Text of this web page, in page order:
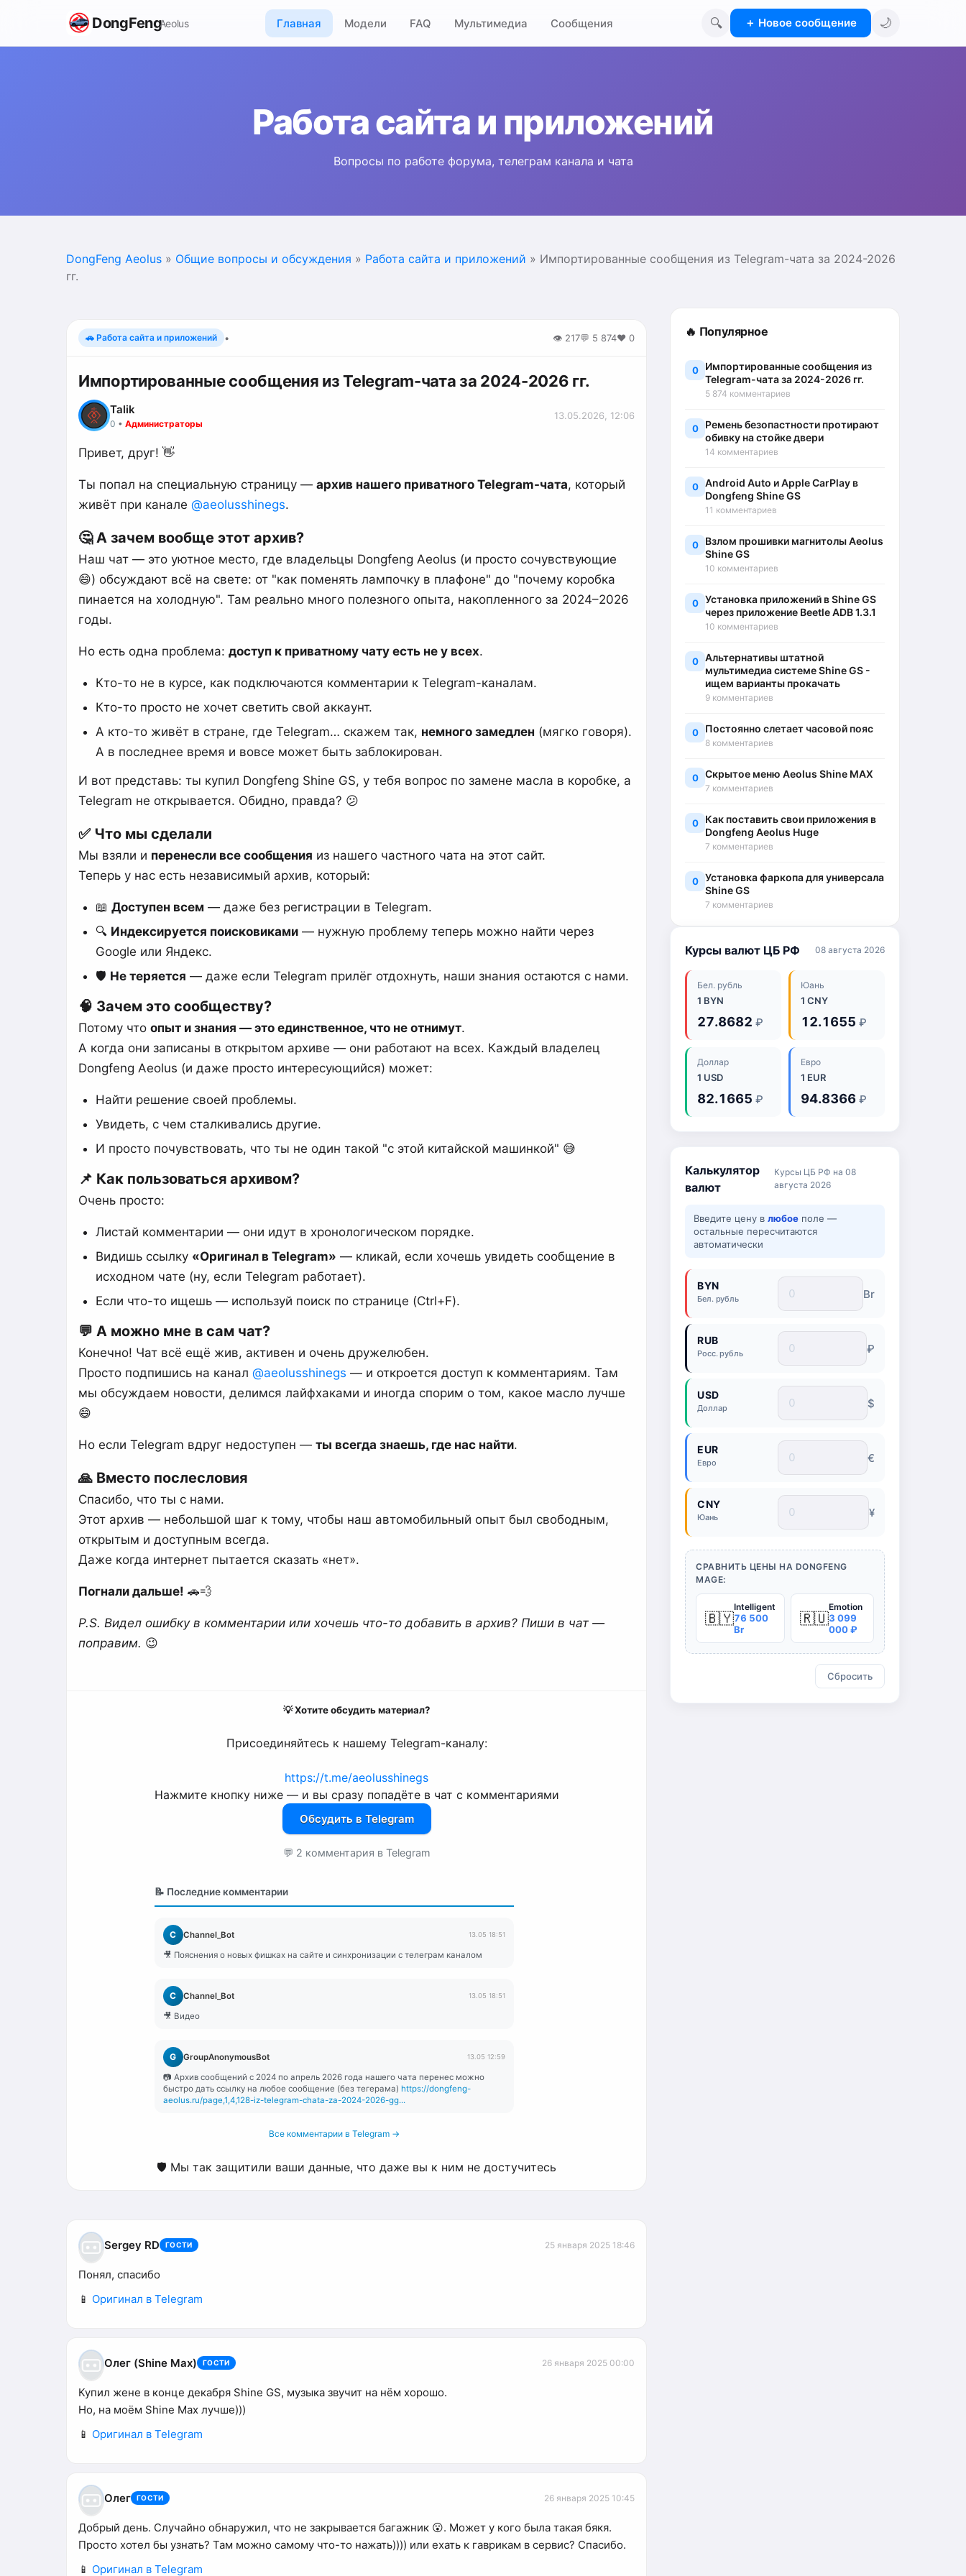
DongFengAeolus Главная Модели FAQ Мультимедиа Сообщения 🔍 ＋ Новое сообщение 🌙
Работа сайта и приложений
Вопросы по работе форума, телеграм канала и чата
DongFeng Aeolus » Общие вопросы и обсуждения » Работа сайта и приложений » Импортированные сообщения из Telegram-чата за 2024-2026
гг.
🚗 Работа сайта и приложений • 👁 217💬 5 874❤️ 0
Импортированные сообщения из Telegram-чата за 2024-2026 гг.
Talik
0 • Администраторы
13.05.2026, 12:06
Привет, друг! 👋
Ты попал на специальную страницу — архив нашего приватного Telegram-чата, который
живёт при канале @aeolusshinegs.
🤔 А зачем вообще этот архив?
Наш чат — это уютное место, где владельцы Dongfeng Aeolus (и просто сочувствующие
😄) обсуждают всё на свете: от "как поменять лампочку в плафоне" до "почему коробка
пинается на холодную". Там реально много полезного опыта, накопленного за 2024–2026
годы.
Но есть одна проблема: доступ к приватному чату есть не у всех.
Кто-то не в курсе, как подключаются комментарии к Telegram-каналам.
Кто-то просто не хочет светить свой аккаунт.
А кто-то живёт в стране, где Telegram… скажем так, немного замедлен (мягко говоря).
А в последнее время и вовсе может быть заблокирован.
И вот представь: ты купил Dongfeng Shine GS, у тебя вопрос по замене масла в коробке, а
Telegram не открывается. Обидно, правда? 😕
✅ Что мы сделали
Мы взяли и перенесли все сообщения из нашего частного чата на этот сайт.
Теперь у нас есть независимый архив, который:
📖 Доступен всем — даже без регистрации в Telegram.
🔍 Индексируется поисковиками — нужную проблему теперь можно найти через
Google или Яндекс.
🛡️ Не теряется — даже если Telegram прилёг отдохнуть, наши знания остаются с нами.
🧠 Зачем это сообществу?
Потому что опыт и знания — это единственное, что не отнимут.
А когда они записаны в открытом архиве — они работают на всех. Каждый владелец
Dongfeng Aeolus (и даже просто интересующийся) может:
Найти решение своей проблемы.
Увидеть, с чем сталкивались другие.
И просто почувствовать, что ты не один такой "с этой китайской машинкой" 😅
📌 Как пользоваться архивом?
Очень просто:
Листай комментарии — они идут в хронологическом порядке.
Видишь ссылку «Оригинал в Telegram» — кликай, если хочешь увидеть сообщение в
исходном чате (ну, если Telegram работает).
Если что-то ищешь — используй поиск по странице (Ctrl+F).
💬 А можно мне в сам чат?
Конечно! Чат всё ещё жив, активен и очень дружелюбен.
Просто подпишись на канал @aeolusshinegs — и откроется доступ к комментариям. Там
мы обсуждаем новости, делимся лайфхаками и иногда спорим о том, какое масло лучше
😄
Но если Telegram вдруг недоступен — ты всегда знаешь, где нас найти.
🙏 Вместо послесловия
Спасибо, что ты с нами.
Этот архив — небольшой шаг к тому, чтобы наш автомобильный опыт был свободным,
открытым и доступным всегда.
Даже когда интернет пытается сказать «нет».
Погнали дальше! 🚗💨
P.S. Видел ошибку в комментарии или хочешь что-то добавить в архив? Пиши в чат —
поправим. 😉
💡 Хотите обсудить материал?
Присоединяйтесь к нашему Telegram-каналу:
https://t.me/aeolusshinegs
Нажмите кнопку ниже — и вы сразу попадёте в чат с комментариями
Обсудить в Telegram
💬 2 комментария в Telegram
📝 Последние комментарии
C Channel_Bot 13.05 18:51
🎥 Пояснения о новых фишках на сайте и синхронизации с телеграм каналом
C Channel_Bot 13.05 18:51
🎥 Видео
G GroupAnonymousBot 13.05 12:59
📷 Архив сообщений с 2024 по апрель 2026 года нашего чата перенес можно
быстро дать ссылку на любое сообщение (без тегерама) https://dongfeng-
aeolus.ru/page,1,4,128-iz-telegram-chata-za-2024-2026-gg...
Все комментарии в Telegram →
🛡️ Мы так защитили ваши данные, что даже вы к ним не достучитесь
Sergey RD ГОСТИ 25 января 2025 18:46
Понял, спасибо
📱 Оригинал в Telegram
Олег (Shine Max) ГОСТИ 26 января 2025 00:00
Купил жене в конце декабря Shine GS, музыка звучит на нём хорошо.
Но, на моём Shine Max лучше)))
📱 Оригинал в Telegram
Олег ГОСТИ 26 января 2025 10:45
Добрый день. Случайно обнаружил, что не закрывается багажник 😮. Может у кого была такая бякя.
Просто хотел бы узнать? Там можно самому что-то нажать)))) или ехать к гаврикам в сервис? Спасибо.
📱 Оригинал в Telegram
🔥 Популярное
0
Импортированные сообщения из
Telegram-чата за 2024-2026 гг.
5 874 комментариев
0
Ремень безопастности протирают
обивку на стойке двери
14 комментариев
0 Android Auto и Apple CarPlay в
Dongfeng Shine GS
11 комментариев
0
Взлом прошивки магнитолы Aeolus
Shine GS
10 комментариев
0 Установка приложений в Shine GS
через приложение Beetle ADB 1.3.1
10 комментариев
0 Альтернативы штатной
мультимедиа системе Shine GS -
ищем варианты прокачать
9 комментариев
0 Постоянно слетает часовой пояс
8 комментариев
0 Скрытое меню Aeolus Shine MAX
7 комментариев
0
Как поставить свои приложения в
Dongfeng Aeolus Huge
7 комментариев
0 Установка фаркопа для универсала
Shine GS
7 комментариев
Курсы валют ЦБ РФ 08 августа 2026
Бел. рубль
1 BYN
27.8682 ₽
Юань
1 CNY
12.1655 ₽
Доллар
1 USD
82.1665 ₽
Евро
1 EUR
94.8366 ₽
Калькулятор
валют
Курсы ЦБ РФ на 08
августа 2026
Введите цену в любое поле —
остальные пересчитаются
автоматически
BYN
Бел. рубль Br
RUB
Росс. рубль ₽
USD
Доллар $
EUR
Евро €
CNY
Юань ¥
СРАВНИТЬ ЦЕНЫ НА DONGFENG
MAGE:
🇧🇾
Intelligent
76 500
Br
🇷🇺
Emotion
3 099
000 ₽
Сбросить